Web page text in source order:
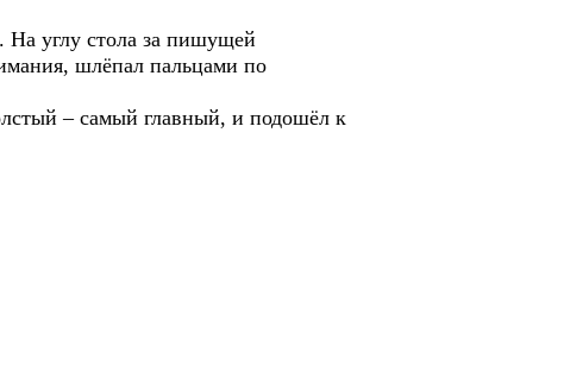
На углу стола за пишущей
шлёпал пальцами по
– самый главный, и подошёл к